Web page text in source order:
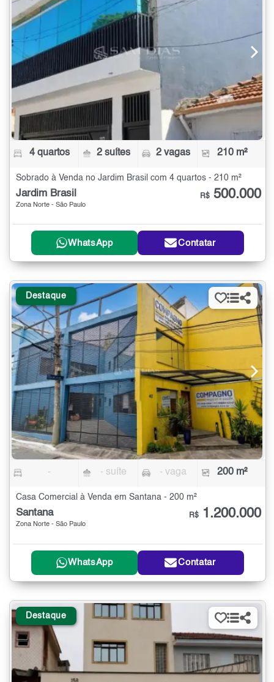
4 quartos 2 suítes 2 vagas 210 m²
Sobrado à Venda no Jardim Brasil com 4 quartos - 210 m²
Jardim Brasil
Zona Norte - São Paulo
R$ 500.000
WhatsApp Contatar
Destaque
- - suíte - vaga 200 m²
Casa Comercial à Venda em Santana - 200 m²
Santana
Zona Norte - São Paulo
R$ 1.200.000
WhatsApp Contatar
Destaque